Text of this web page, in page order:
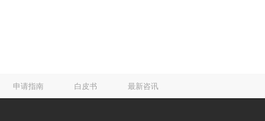
申请指南 白皮书 最新咨讯